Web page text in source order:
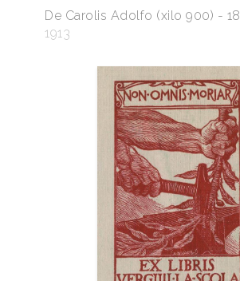
De Carolis Adolfo (xilo 900) - 18
1913